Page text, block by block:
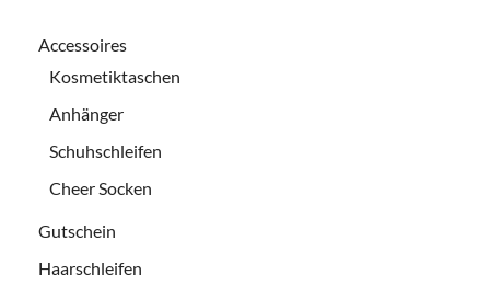
Accessoires
Kosmetiktaschen
Anhänger
Schuhschleifen
Cheer Socken
Gutschein
Haarschleifen